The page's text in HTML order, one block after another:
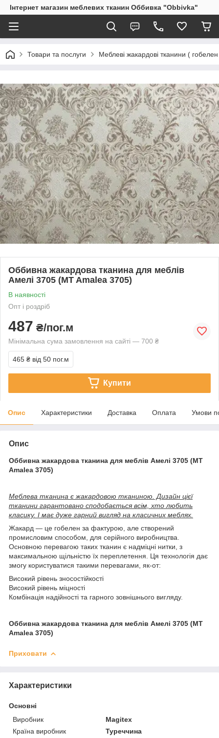
Інтернет магазин меблевих тканин Оббивка "Obbivka"
Товари та послуги Меблеві жакардові тканини (
Оббивна жакардова тканина для меблів
Амелі 3705 (MT Amalea 3705)
В наявності
Опт і роздріб
487 ₴/пог.м
Мінімальна сума замовлення на сайті — 700 ₴
465 ₴ від 50 пог.м
Купити
Опис Характеристики Доставка Оплата Умови
Опис
Оббивна жакардова тканина для меблів Амелі 3705 (MT
Amalea 3705)
Меблева тканина є жакардовою тканиною. Дизайн цієї
тканини гарантовано сподобається всім, хто любить
класику. І має дуже гарний вигляд на класичних меблях.
Жакард — це гобелен за фактурою, але створений
промисловим способом, для серійного виробництва.
Основною перевагою таких тканин є надміцні нитки, з
максимальною щільністю їх переплетення. Ця технологія дає
змогу користуватися такими перевагами, як-от:
Високий рівень зносостійкості
Високий рівень міцності
Комбінація надійності та гарного зовнішнього вигляду.
Оббивна жакардова тканина для меблів Амелі 3705 (MT
Amalea 3705)
Приховати
Характеристики
Основні
Виробник
Magitex
Країна виробник
Туреччина